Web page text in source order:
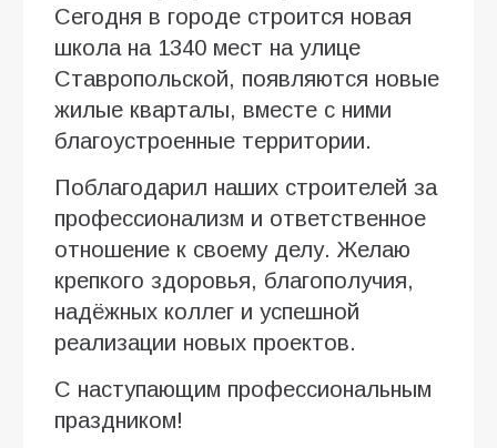
Сегодня в городе строится новая
школа на 1340 мест на улице
Ставропольской, появляются новые
жилые кварталы, вместе с ними
благоустроенные территории.
Поблагодарил наших строителей за
профессионализм и ответственное
отношение к своему делу. Желаю
крепкого здоровья, благополучия,
надёжных коллег и успешной
реализации новых проектов.
С наступающим профессиональным
праздником!